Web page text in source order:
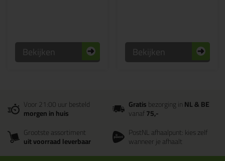
Bekijken Bekijken
Voor 21:00 uur besteld
morgen in huis
Gratisbezorging inNL & BE
vanaf75,-
Grootste assortiment
uit voorraad leverbaar
PostNL afhaalpunt: kies zelf
wanneer je afhaalt